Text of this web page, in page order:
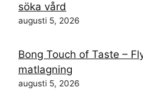
söka vård
augusti 5, 2026
Bong Touch of Taste –
matlagning
augusti 5, 2026